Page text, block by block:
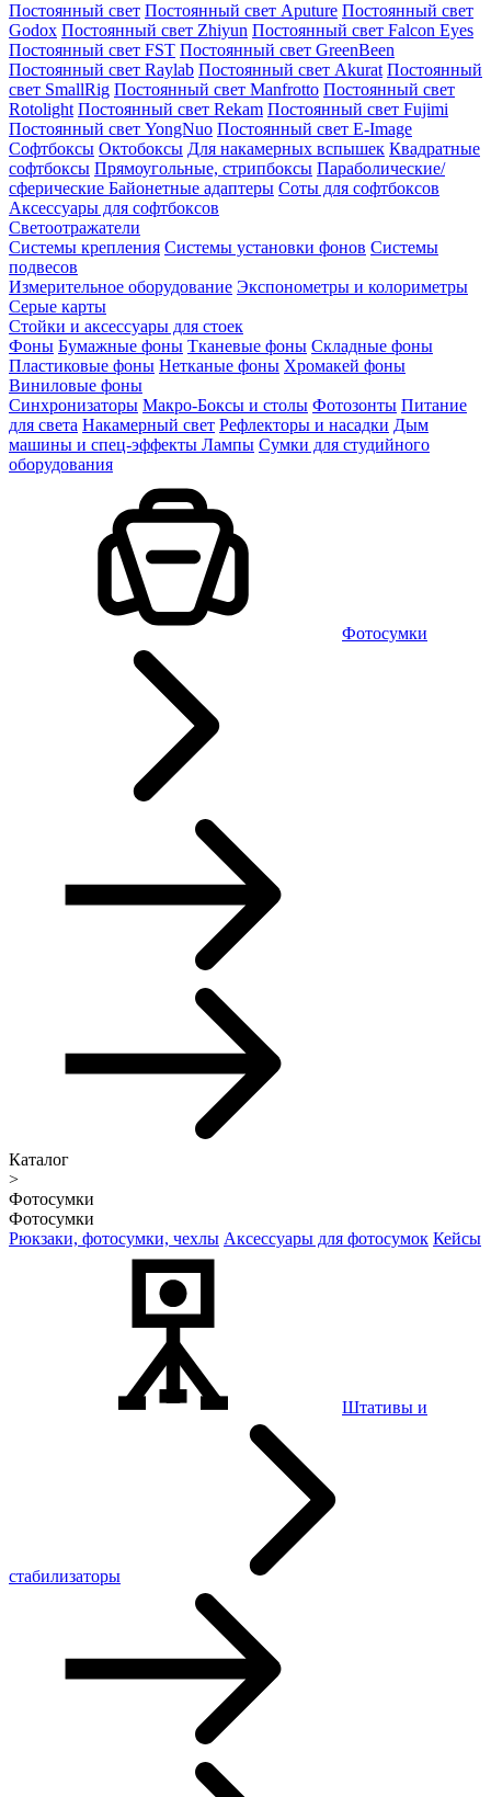
Постоянный свет Постоянный свет Aputure Постоянный свет
Godox Постоянный свет Zhiyun Постоянный свет Falcon Eyes
Постоянный свет FST Постоянный свет GreenBeen
Постоянный свет Raylab Постоянный свет Akurat Постоянный
свет SmallRig Постоянный свет Manfrotto Постоянный свет
Rotolight Постоянный свет Rekam Постоянный свет Fujimi
Постоянный свет YongNuo Постоянный свет E-Image
Софтбоксы Октобоксы Для накамерных вспышек Квадратные
софтбоксы Прямоугольные, стрипбоксы Параболические/
сферические Байонетныe адаптеры Соты для софтбоксов
Аксессуары для софтбоксов
Светоотражатели
Системы крепления Системы установки фонов Системы
подвесов
Измерительное оборудование Экспонометры и колориметры
Серые карты
Стойки и аксессуары для стоек
Фоны Бумажные фоны Тканевые фоны Складные фоны
Пластиковые фоны Нетканые фоны Хромакей фоны
Виниловые фоны
Синхронизаторы Макро-Боксы и столы Фотозонты Питание
для света Накамерный свет Рефлекторы и насадки Дым
машины и спец-эффекты Лампы Сумки для студийного
оборудования
Фотосумки
Каталог
>
Фотосумки
Фотосумки
Рюкзаки, фотосумки, чехлы Аксессуары для фотосумок Кейсы
Штативы и
стабилизаторы